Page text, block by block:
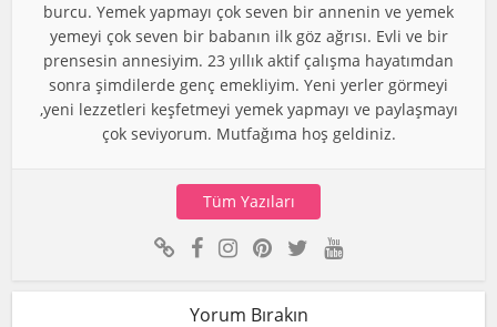
burcu. Yemek yapmayı çok seven bir annenin ve yemek
yemeyi çok seven bir babanın ilk göz ağrısı. Evli ve bir
prensesin annesiyim. 23 yıllık aktif çalışma hayatımdan
sonra şimdilerde genç emekliyim. Yeni yerler görmeyi
,yeni lezzetleri keşfetmeyi yemek yapmayı ve paylaşmayı
çok seviyorum. Mutfağıma hoş geldiniz.
Tüm Yazıları
Yorum Bırakın